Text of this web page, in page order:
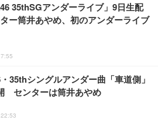
46 35thSGアンダーライブ」9日生配
ー筒井あやめ、初のアンダーライブ
35thシングルアンダー曲「車道側」
センターは筒井あやめ